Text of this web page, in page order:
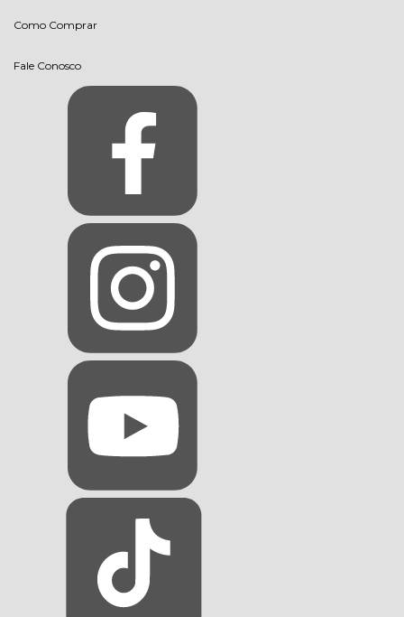
Como Comprar
Fale Conosco